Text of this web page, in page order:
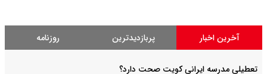
آخرین اخبار پربازدیدترین روزنامه
تعطیلی مدرسه ایرانی کویت صحت دارد؟